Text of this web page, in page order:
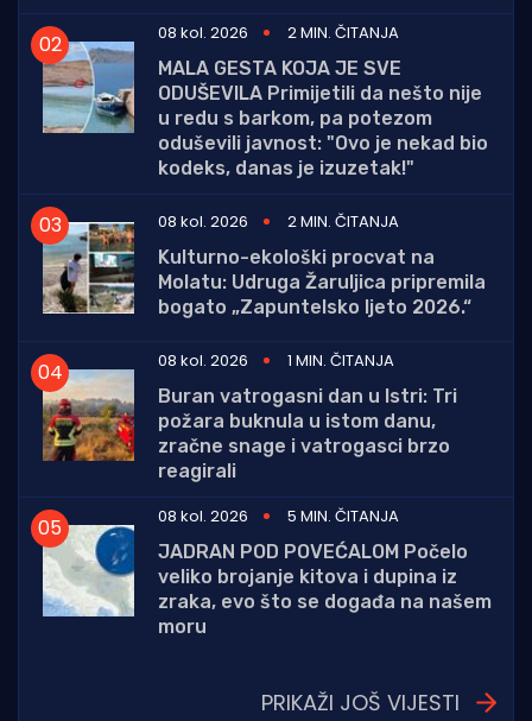
08 kol. 2026
2 MIN. ČITANJA
MALA GESTA KOJA JE SVE
ODUŠEVILA Primijetili da nešto nije
u redu s barkom, pa potezom
oduševili javnost: "Ovo je nekad bio
kodeks, danas je izuzetak!"
08 kol. 2026
2 MIN. ČITANJA
Kulturno-ekološki procvat na
Molatu: Udruga Žaruljica pripremila
bogato „Zapuntelsko ljeto 2026.“
08 kol. 2026
1 MIN. ČITANJA
Buran vatrogasni dan u Istri: Tri
požara buknula u istom danu,
zračne snage i vatrogasci brzo
reagirali
08 kol. 2026
5 MIN. ČITANJA
JADRAN POD POVEĆALOM Počelo
veliko brojanje kitova i dupina iz
zraka, evo što se događa na našem
moru
PRIKAŽI JOŠ VIJESTI